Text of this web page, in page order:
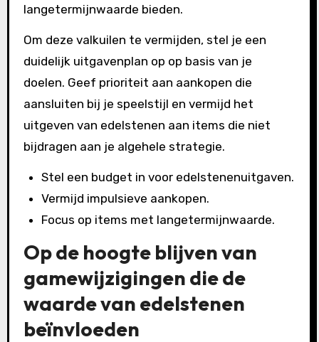
langetermijnwaarde bieden.
Om deze valkuilen te vermijden, stel je een
duidelijk uitgavenplan op op basis van je
doelen. Geef prioriteit aan aankopen die
aansluiten bij je speelstijl en vermijd het
uitgeven van edelstenen aan items die niet
bijdragen aan je algehele strategie.
Stel een budget in voor edelstenenuitgaven.
Vermijd impulsieve aankopen.
Focus op items met langetermijnwaarde.
Op de hoogte blijven van
gamewijzigingen die de
waarde van edelstenen
beïnvloeden